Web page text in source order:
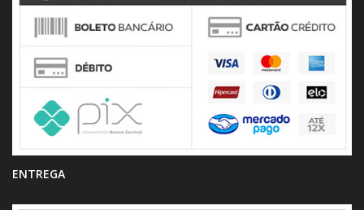
ENTREGA